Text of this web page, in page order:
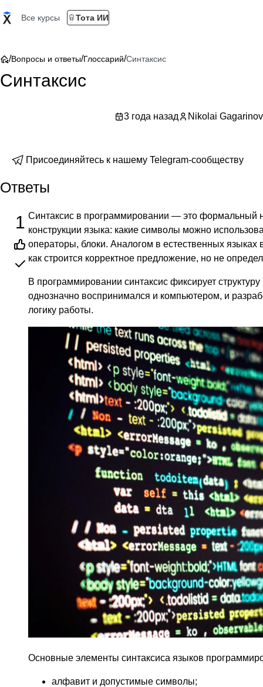
Все курсы Тота ИИ
/Вопросы и ответы/Глоссарий/Синтаксис
Синтаксис
3 года назад Nikolai Gagarinov
Присоединяйтесь к нашему Telegram-сообществу
Ответы
1 Синтаксис в программировании — это формальный
конструкции языка: какие символы можно
операторы, блоки. Аналогом в естественных языках
как строится корректное предложение, но не
В программировании синтаксис фиксирует
однозначно воспринимался и компьютером, и
логику работы.
Основные элементы синтаксиса языков
алфавит и допустимые символы;